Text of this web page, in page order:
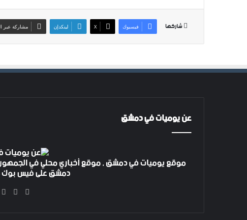
شاركها فيسبوك ‫X لينكدإن مشاركة عبر
عن يوميات في دمشق
موقع يوميات في دمشق , موقع أخباري محلي فيدمشق على فيس بوك 4 مليون متابع .
فيسبوك
‫X